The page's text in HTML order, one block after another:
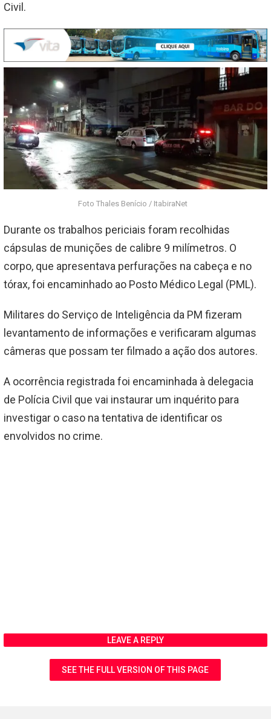
Civil.
Foto Thales Benício / ItabiraNet
Durante os trabalhos periciais foram recolhidas
cápsulas de munições de calibre 9 milímetros. O
corpo, que apresentava perfurações na cabeça e no
tórax, foi encaminhado ao Posto Médico Legal (PML).
Militares do Serviço de Inteligência da PM fizeram
levantamento de informações e verificaram algumas
câmeras que possam ter filmado a ação dos autores.
A ocorrência registrada foi encaminhada à delegacia
de Polícia Civil que vai instaurar um inquérito para
investigar o caso na tentativa de identificar os
envolvidos no crime.
LEAVE A REPLY
SEE THE FULL VERSION OF THIS PAGE